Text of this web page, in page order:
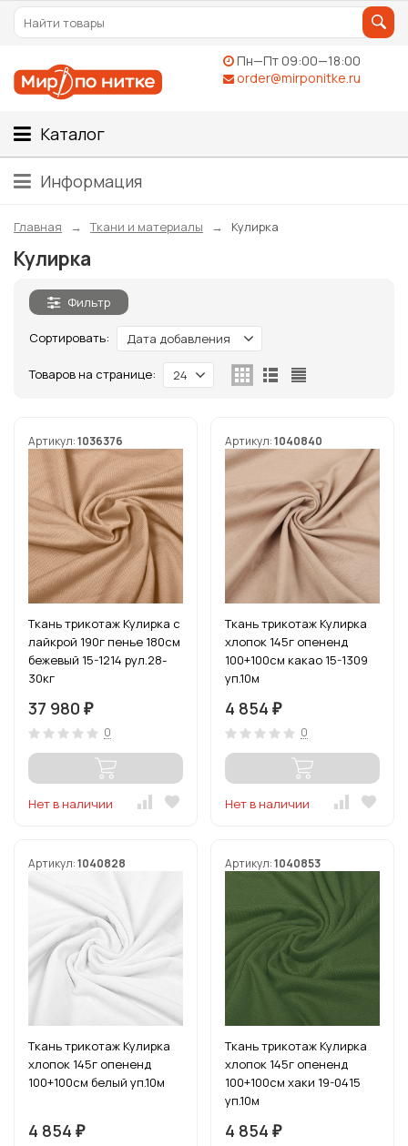
Пн—Пт 09:00—18:00
order@mirponitke.ru
Каталог
Информация
Главная Ткани и материалы Кулирка
Кулирка
Фильтр
Сортировать: Дата добавления
Товаров на странице: 24
Артикул:1036376
Ткань трикотаж Кулирка с
лайкрой 190г пенье 180см
бежевый 15-1214 рул.28-
30кг
37 980 ₽
0
Нет в наличии
Артикул:1040840
Ткань трикотаж Кулирка
хлопок 145г опененд
100+100см какао 15-1309
уп.10м
4 854 ₽
0
Нет в наличии
Артикул:1040828
Ткань трикотаж Кулирка
хлопок 145г опененд
100+100см белый уп.10м
4 854 ₽
Артикул:1040853
Ткань трикотаж Кулирка
хлопок 145г опененд
100+100см хаки 19-0415
уп.10м
4 854 ₽